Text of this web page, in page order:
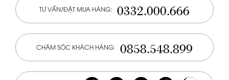
TƯ VẤN/ĐẶT MUA HÀNG: 0332.000.666
CHĂM SÓC KHÁCH HÀNG: 0858.548.899